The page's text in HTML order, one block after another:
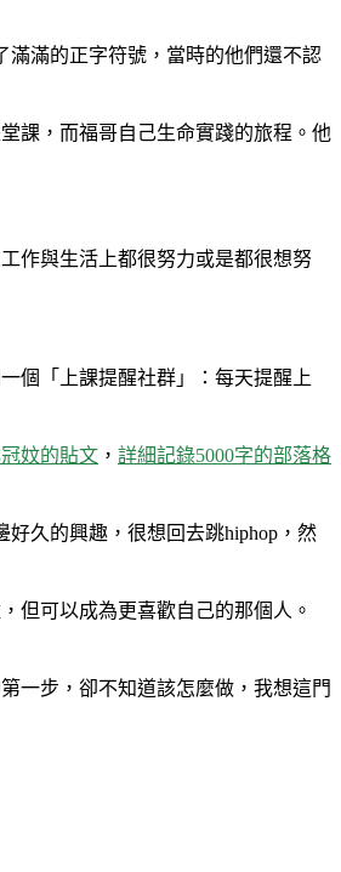
滿滿的正字符號，當時的他們還不認
課，而福哥自己生命實踐的旅程。他
作與生活上都很努力或是都很想努
個「上課提醒社群」：每天提醒上
妏的貼文 ， 詳細記錄5000字的部落格
久的興趣，很想回去跳hiphop，然
但可以成為更喜歡自己的那個人。
一步，卻不知道該怎麼做，我想這門